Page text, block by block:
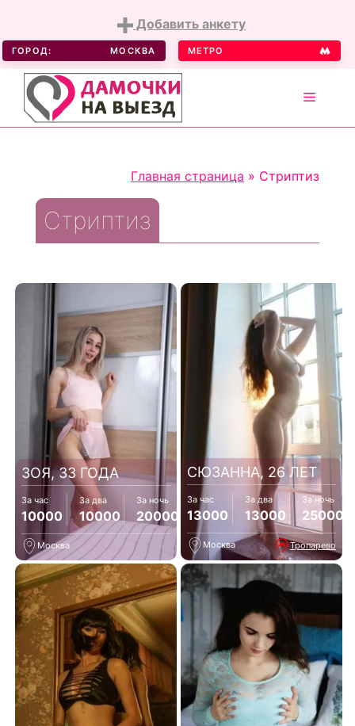
Добавить анкету
ГОРОД: МОСКВА МЕТРО
MENU
Главная страница » Стриптиз
Стриптиз
ЗОЯ, 33 ГОДА
За час
10000
За два
10000
За ночь
20000
Москва
СЮЗАННА, 26 ЛЕТ
За час
13000
За два
13000
За ночь
25000
Москва Тропарево